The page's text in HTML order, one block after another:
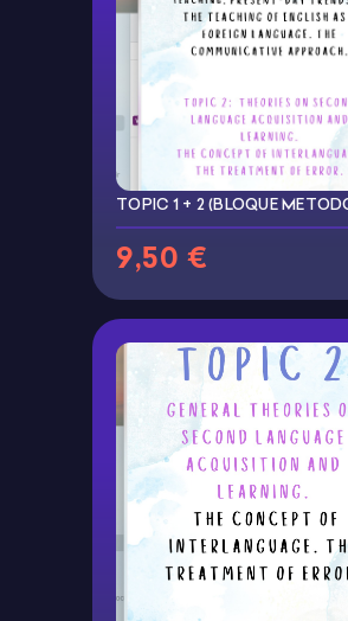
TOPIC 1 + 2 (BLOQUE
9,50 €